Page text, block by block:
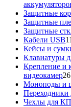
Защитные
Защитные
Защитные
Кабели USB
Кейсы и
Клавиатуры
Крепление и
видеокамер26
Моноподы и
Переходники
Чехлы для